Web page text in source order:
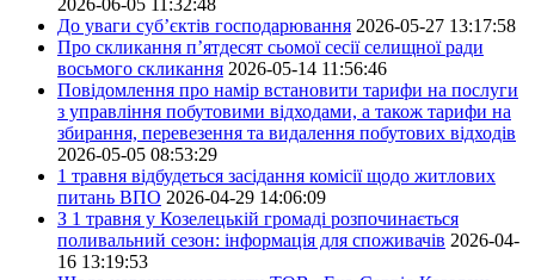
До уваги суб’єктів господарювання 2026-05-27 13:17:58
Про скликання п’ятдесят сьомої сесії селищної ради
восьмого скликання 2026-05-14 11:56:46
Повідомлення про намір встановити тарифи на послуги
з управління побутовими відходами, а також тарифи на
збирання, перевезення та видалення побутових відходів
2026-05-05 08:53:29
1 травня відбудеться засідання комісії щодо житлових
питань ВПО 2026-04-29 14:06:09
З 1 травня у Козелецькій громаді розпочинається
поливальний сезон: інформація для споживачів 2026-04-
16 13:19:53